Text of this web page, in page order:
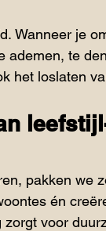
Wanneer je
te
het loslaten
pakken we
én
voor